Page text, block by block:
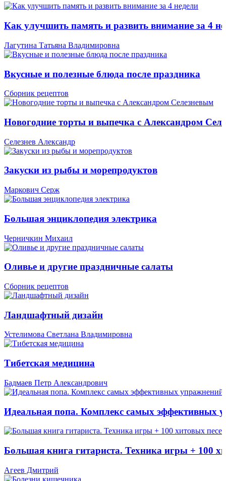
Как улучшить память и развить внимание за 4
Лагутина Татьяна Владимировна
Вкусные и полезные блюда после праздника
Сборник рецептов
Новогодние торты и выпечка с Александром
Селезнев Александр
Закуски из рыбы и морепродуктов
Маркович Серж
Большая энциклопедия электрика
Черничкин Михаил
Оливье и другие праздничные салаты
Сборник рецептов
Ландшафтный дизайн
Устелимова Светлана Владимировна
Тибетская медицина
Бадмаев Петр Александрович
Идеальная попа. Комплекс самых эффективных
Большая книга гитариста. Техника игры + 100
Агеев Дмитрий